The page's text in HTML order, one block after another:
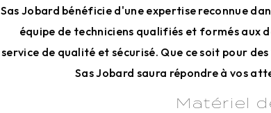
Sas Jobard bénéficie d'une expertise reconnue
équipe de techniciens qualifiés et formés aux
service de qualité et sécurisé. Que ce soit pour
Sas Jobard saura répondre à vos
Matériel